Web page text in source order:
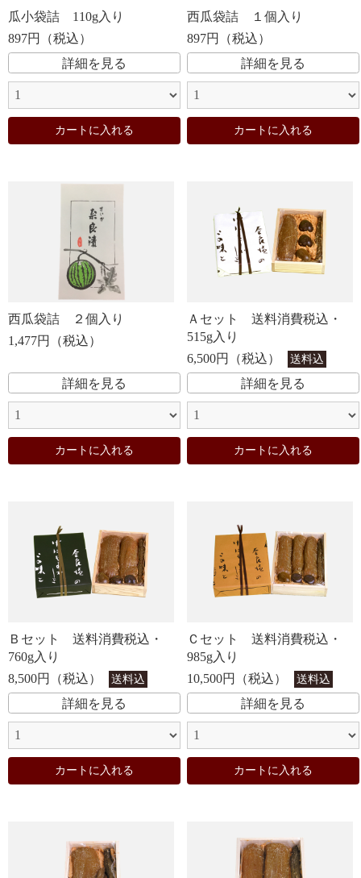
瓜小袋詰 110g入り
897円（税込）
詳細を見る
カートに入れる
西瓜袋詰 １個入り
897円（税込）
詳細を見る
カートに入れる
西瓜袋詰 ２個入り
1,477円（税込）
詳細を見る
カートに入れる
Ａセット 送料消費税込・
515g入り
6,500円（税込）
送料込
詳細を見る
カートに入れる
Ｂセット 送料消費税込・
760g入り
8,500円（税込）
送料込
詳細を見る
カートに入れる
Ｃセット 送料消費税込・
985g入り
10,500円（税込）
送料込
詳細を見る
カートに入れる